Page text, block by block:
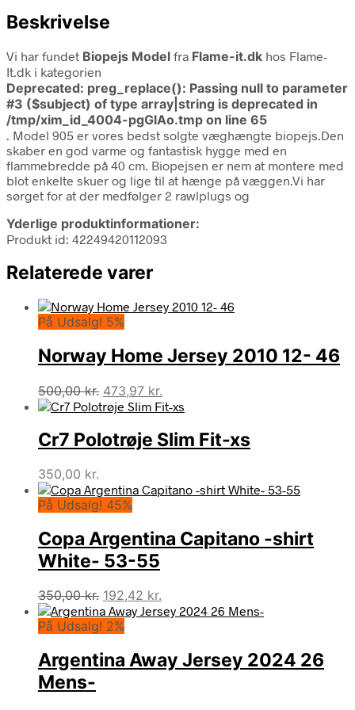
Beskrivelse
Vi har fundet Biopejs Model fra Flame-it.dk hos Flame-
It.dk i kategorien
Deprecated: preg_replace(): Passing null to parameter
#3 ($subject) of type array|string is deprecated in
/tmp/xim_id_4004-pgGlAo.tmp on line 65
. Model 905 er vores bedst solgte væghængte biopejs.Den
skaber en god varme og fantastisk hygge med en
flammebredde på 40 cm. Biopejsen er nem at montere med
blot enkelte skuer og lige til at hænge på væggen.Vi har
sørget for at der medfølger 2 rawlplugs og
Yderlige produktinformationer:
Produkt id: 42249420112093
Relaterede varer
På Udsalg! 5%
Norway Home Jersey 2010 12- 46
500,00kr. Den
oprindelige
var:
500,00 kr..
473,97 kr.
aktuelle
er:
473,97 kr..
Cr7 Polotrøje Slim Fit-xs
350,00 kr.
På Udsalg! 45%
Copa Argentina Capitano -shirt
White- 53-55
350,00kr. Den
oprindelige
pris
350,00 kr..
192,42 kr.
aktuelle
192,42 kr..
På Udsalg! 2%
Argentina Away Jersey 2024 26
Mens-